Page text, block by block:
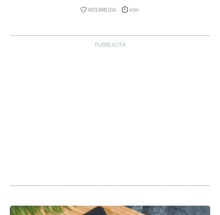
INTERMEDIA 45m